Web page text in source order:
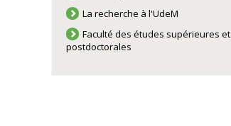
La recherche à l'UdeM
Faculté des études supérieures et
postdoctorales